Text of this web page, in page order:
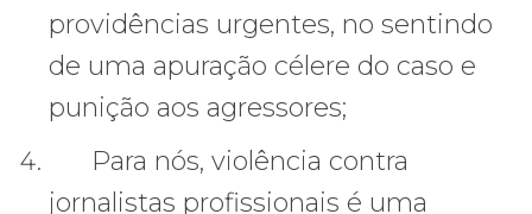
providências urgentes, no sentindo
de uma apuração célere do caso e
punição aos agressores;
Para nós, violência contra
jornalistas profissionais é uma